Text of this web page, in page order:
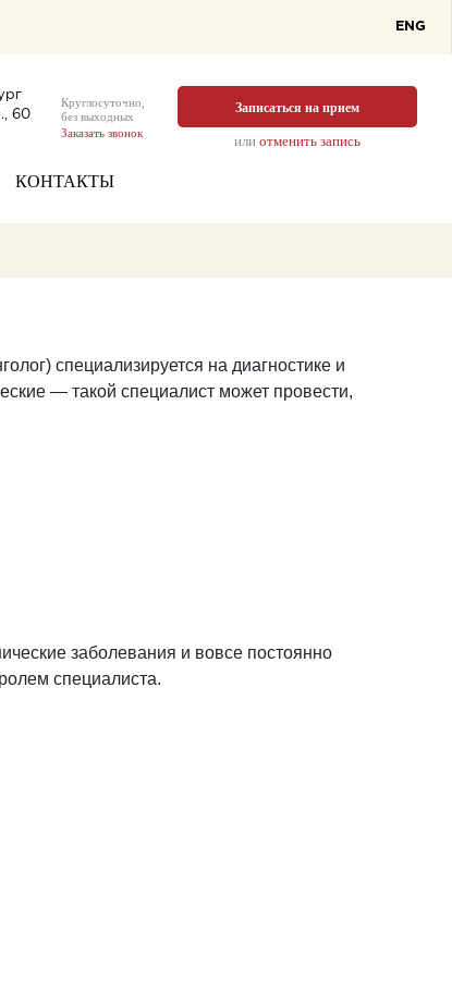
ENG
60
Круглосуточно,
без выходных
Заказать звонок
Записаться на прием
или отменить запись
КОНТАКТЫ
специализируется на диагностике и
― такой специалист может провести,
заболевания и вовсе постоянно
специалиста.